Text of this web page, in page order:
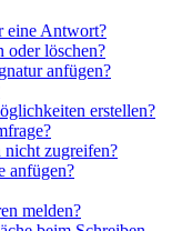
eine Antwort?
oder löschen?
anfügen?
erstellen?
nicht zugreifen?
anfügen?
melden?